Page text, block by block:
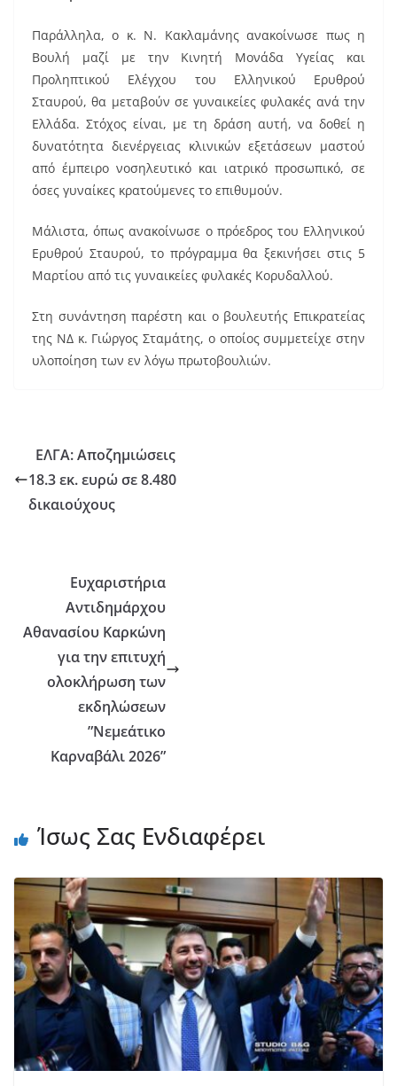
Παράλληλα, ο κ. Ν. Κακλαμάνης ανακοίνωσε πως η
Βουλή μαζί με την Κινητή Μονάδα Υγείας και
Προληπτικού Ελέγχου του Ελληνικού Ερυθρού
Σταυρού, θα μεταβούν σε γυναικείες φυλακές ανά την
Ελλάδα. Στόχος είναι, με τη δράση αυτή, να δοθεί η
δυνατότητα διενέργειας κλινικών εξετάσεων μαστού
από έμπειρο νοσηλευτικό και ιατρικό προσωπικό, σε
όσες γυναίκες κρατούμενες το επιθυμούν.
Μάλιστα, όπως ανακοίνωσε ο πρόεδρος του Ελληνικού
Ερυθρού Σταυρού, το πρόγραμμα θα ξεκινήσει στις 5
Μαρτίου από τις γυναικείες φυλακές Κορυδαλλού.
Στη συνάντηση παρέστη και ο βουλευτής Επικρατείας
της ΝΔ κ. Γιώργος Σταμάτης, ο οποίος συμμετείχε στην
υλοποίηση των εν λόγω πρωτοβουλιών.
ΕΛΓΑ: Αποζημιώσεις
18.3 εκ. ευρώ σε 8.480
δικαιούχους
Ευχαριστήρια
Αντιδημάρχου
Αθανασίου Καρκώνη
για την επιτυχή
ολοκλήρωση των
εκδηλώσεων
”Νεμεάτικο
Καρναβάλι 2026”
Ίσως Σας Ενδιαφέρει